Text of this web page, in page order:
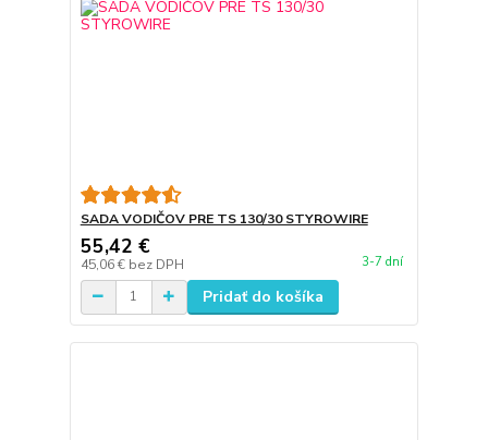
SADA VODIČOV PRE TS 130/30 STYROWIRE
55,42 €
45,06 € bez DPH 3-7 dní
Pridať do košíka